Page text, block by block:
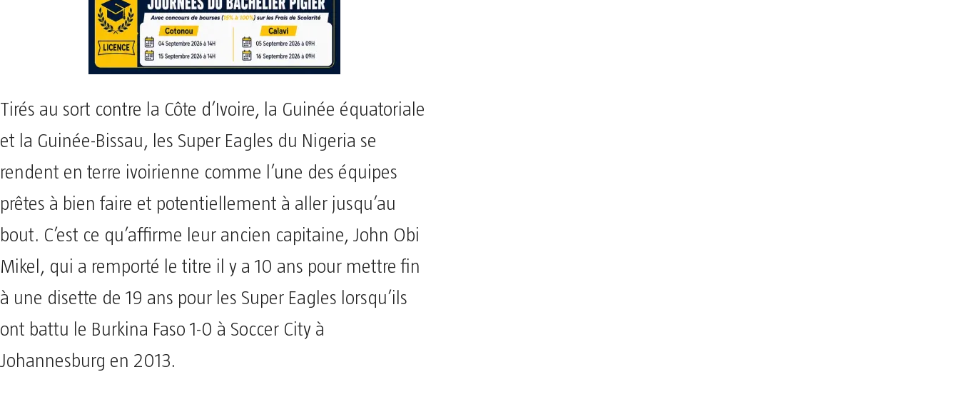
Tirés au sort contre la Côte d’Ivoire, la Guinée équatoriale
et la Guinée-Bissau, les Super Eagles du Nigeria se
rendent en terre ivoirienne comme l’une des équipes
prêtes à bien faire et potentiellement à aller jusqu’au
bout. C’est ce qu’affirme leur ancien capitaine, John Obi
Mikel, qui a remporté le titre il y a 10 ans pour mettre fin
à une disette de 19 ans pour les Super Eagles lorsqu’ils
ont battu le Burkina Faso 1-0 à Soccer City à
Johannesburg en 2013.